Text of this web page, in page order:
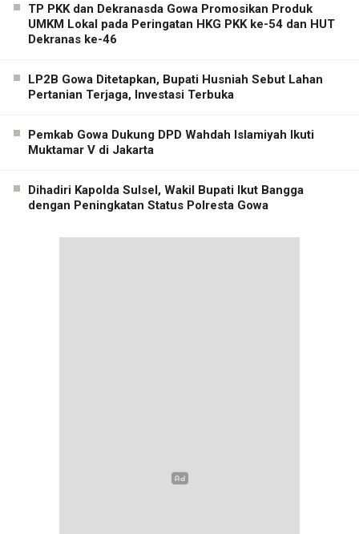
TP PKK dan Dekranasda Gowa Promosikan Produk
UMKM Lokal pada Peringatan HKG PKK ke-54 dan HUT
Dekranas ke-46
LP2B Gowa Ditetapkan, Bupati Husniah Sebut Lahan
Pertanian Terjaga, Investasi Terbuka
Pemkab Gowa Dukung DPD Wahdah Islamiyah Ikuti
Muktamar V di Jakarta
Dihadiri Kapolda Sulsel, Wakil Bupati Ikut Bangga
dengan Peningkatan Status Polresta Gowa